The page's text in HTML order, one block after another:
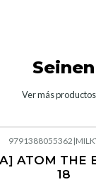
Seinen
Ver más productos
9791388055362 |
ATOM THE
18